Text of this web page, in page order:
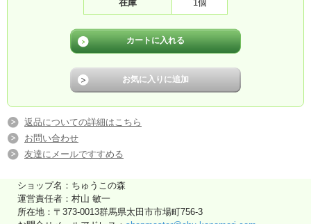
在庫 1個
返品についての詳細はこちら
お問い合わせ
友達にメールですすめる
ショップ名：ちゅうこの森
運営責任者：村山 敏一
所在地：〒373-0013群馬県太田市市場町756-3